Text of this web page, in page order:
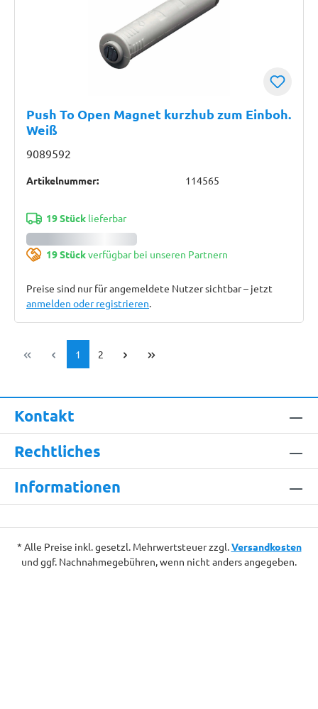
Push To Open Magnet kurzhub zum Einboh.
Weiß
9089592
Artikelnummer: 114565
19 Stücklieferbar
19 Stückverfügbar bei unseren Partnern
Preise sind nur für angemeldete Nutzer sichtbar – jetzt
anmelden oder registrieren.
Seite
1 Seite
2
Kontakt
Rechtliches
Informationen
* Alle Preise inkl. gesetzl. Mehrwertsteuer zzgl.Versandkosten
und ggf. Nachnahmegebühren, wenn nicht anders angegeben.